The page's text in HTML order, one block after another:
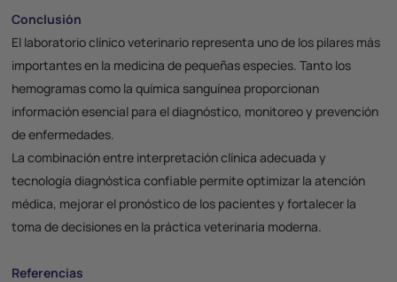
Conclusión
El laboratorio clínico veterinario representa uno de los pilares más
importantes en la medicina de pequeñas especies. Tanto los
hemogramascomo la química sanguínea proporcionan
información esencial para el diagnóstico, monitoreo y prevención
de enfermedades.
La combinación entre interpretación clínica adecuada y
tecnología diagnóstica confiable permite optimizar la atención
médica, mejorar el pronóstico de los pacientes y fortalecer la
toma de decisiones en la práctica veterinaria moderna.
Referencias